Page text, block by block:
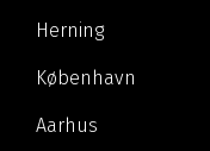
Herning
København
Aarhus